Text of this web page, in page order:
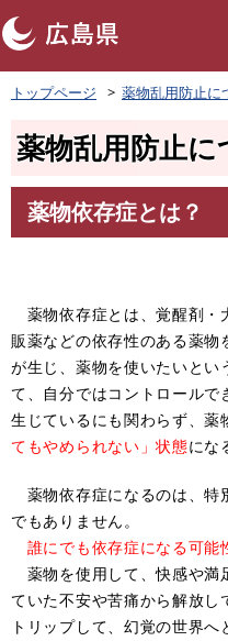
ペ
ー
頭
す
トップページ 薬物乱用防止に
薬物乱用防止に
文
薬物依存症とは？
薬物依存症とは、覚醒剤・
販薬などの依存性のある薬
が生じ、薬物を使いたいと
て、自分ではコントロール
生じているにも関わらず、薬
てもやめられない」状態にな
薬物依存症になるのは、特
でもありません。
誰にでも依存症になる可能
薬物を使用して、快感や満
ていた不安や苦痛から解放し
トリップして、幻覚の世界